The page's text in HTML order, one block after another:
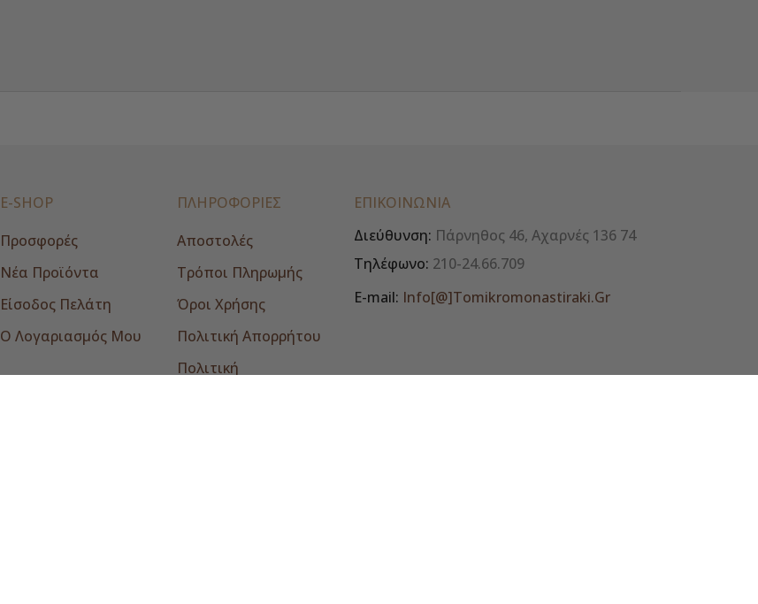
E-SHOP
Προσφορές
Νέα Προϊόντα
Είσοδος Πελάτη
Ο Λογαριασμός Μου
ΠΛΗΡΟΦΟΡΙΕΣ
Αποστολές
Τρόποι Πληρωμής
Όροι Χρήσης
Πολιτική Απορρήτου
Πολιτική
ΕΠΙΚΟΙΝΩΝΊΑ
Διεύθυνση: Πάρνηθος 46, Αχαρνές 136 74
Τηλέφωνο: 210-24.66.709
E-mail: Info[@]tomikromonastiraki.gr